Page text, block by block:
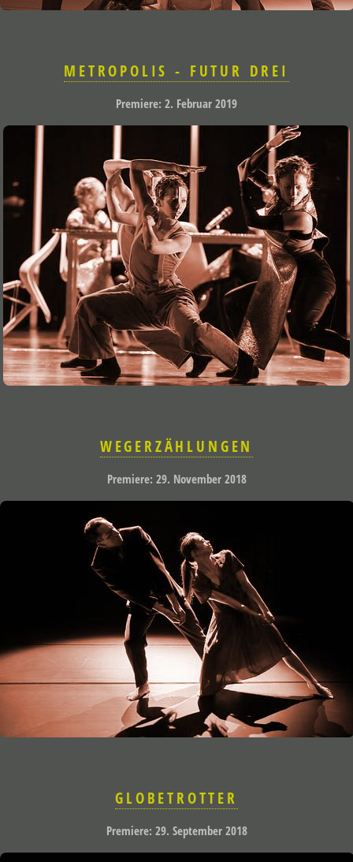
METROPOLIS - FUTUR DREI
Premiere: 2. Februar 2019
WEGERZÄHLUNGEN
Premiere: 29. November 2018
GLOBETROTTER
Premiere: 29. September 2018